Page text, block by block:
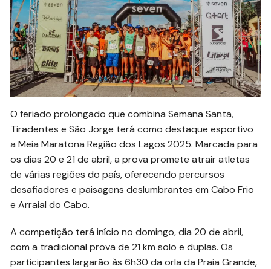
O feriado prolongado que combina Semana Santa,
Tiradentes e São Jorge terá como destaque esportivo
a Meia Maratona Região dos Lagos 2025. Marcada para
os dias 20 e 21 de abril, a prova promete atrair atletas
de várias regiões do país, oferecendo percursos
desafiadores e paisagens deslumbrantes em Cabo Frio
e Arraial do Cabo.
A competição terá início no domingo, dia 20 de abril,
com a tradicional prova de 21 km solo e duplas. Os
participantes largarão às 6h30 da orla da Praia Grande,